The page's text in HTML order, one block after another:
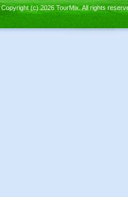
Copyright (c) 2026 TourMix. All rights